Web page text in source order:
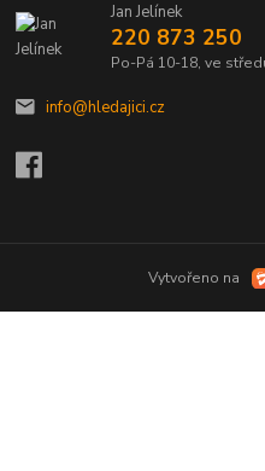
Jan Jelínek
220 873 250
Po-Pá 10-18, ve
info@hledajici.cz
Vytvořeno na